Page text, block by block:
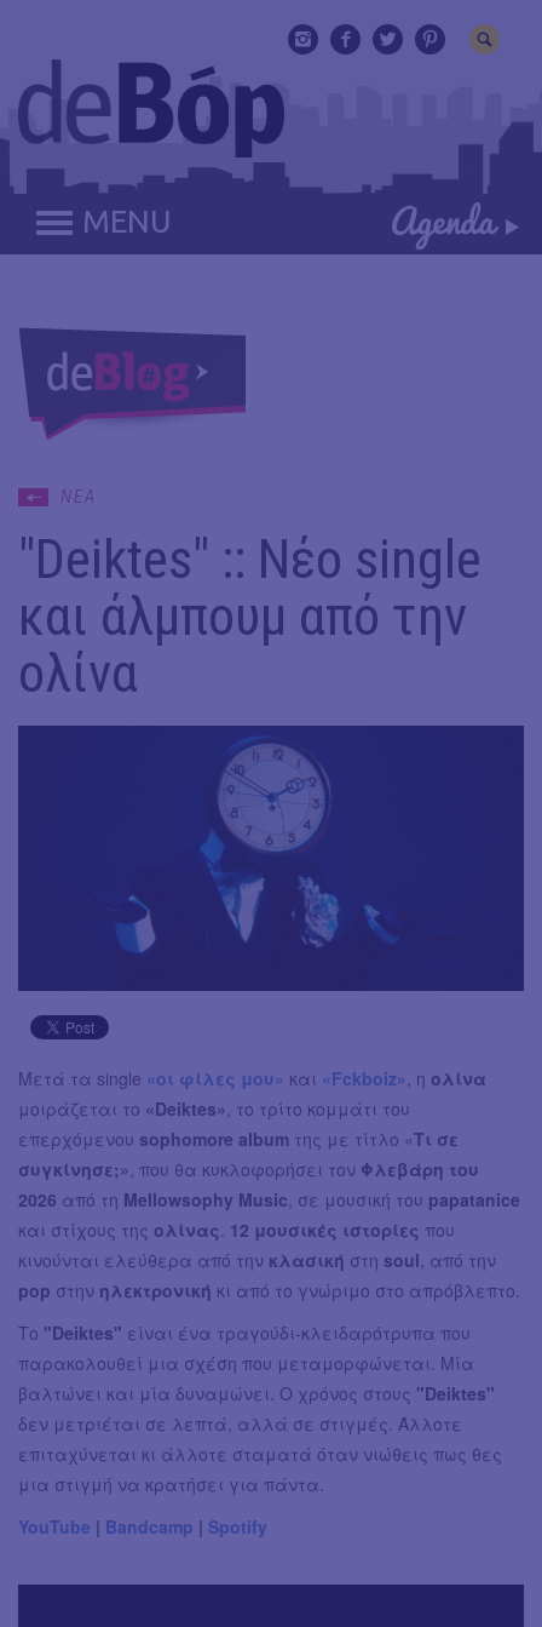
MENU
ΝΕΑ
"Deiktes" :: Νέο single
και άλμπουμ από την
ολίνα
Μετά τα single «οι φίλες μου» και «Fckboiz» , η ολίνα
μοιράζεται το «Deiktes» , το τρίτο κομμάτι του
επερχόμενου sophomore album της με τίτλο «Τι σε
συγκίνησε;» , που θα κυκλοφορήσει τον Φλεβάρη του
2026 από τη Mellowsophy Music , σε μουσική του papatanice
και στίχους της ολίνας 12 μουσικές ιστορίες που
κινούνται ελεύθερα από την κλασική στη soul , από την
pop στην ηλεκτρονική κι από το γνώριμο στο απρόβλεπτο.
Το "Deiktes" είναι ένα τραγούδι-κλειδαρότρυπα που
παρακολουθεί μια σχέση που μεταμορφώνεται. Μία
βαλτώνει και μία δυναμώνει. Ο χρόνος στους "Deiktes"
δεν μετριέται σε λεπτά, αλλά σε στιγμές. Άλλοτε
επιταχύνεται κι άλλοτε σταματά όταν νιώθεις πως θες
μια στιγμή να κρατήσει για πάντα.
YouTube | Bandcamp | Spotify